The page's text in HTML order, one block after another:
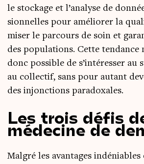
le sto­ckage et l’analyse de
sion­nelles pour amé­lio­rer la
mi­ser le par­cours de soin et
des popu­la­tions. Cette ten­dance
donc pos­sible de s’intéresser au
au col­lec­tif, sans pour autant
des injonc­tions paradoxales.
Les trois défis
médecine de
Mal­gré les avan­tages